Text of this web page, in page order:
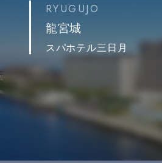
RYUGUJO
龍宮城
スパホテル三日月